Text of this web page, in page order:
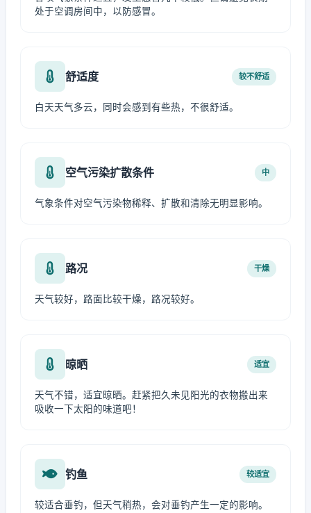
处于空调房间中，以防感冒。
舒适度 较不舒适
白天天气多云，同时会感到有些热，不很舒适。
空气污染扩散条件 中
气象条件对空气污染物稀释、扩散和清除无明显影响。
路况 干燥
天气较好，路面比较干燥，路况较好。
晾晒 适宜
天气不错，适宜晾晒。赶紧把久未见阳光的衣物搬出来
吸收一下太阳的味道吧！
钓鱼 较适宜
较适合垂钓，但天气稍热，会对垂钓产生一定的影响。